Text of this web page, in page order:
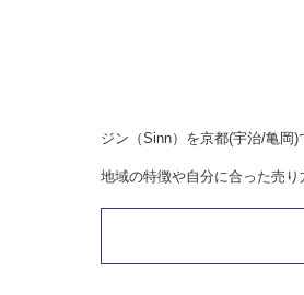
ジン（Sinn）を京都(宇治/亀岡
地域の特徴や自分に合った売り